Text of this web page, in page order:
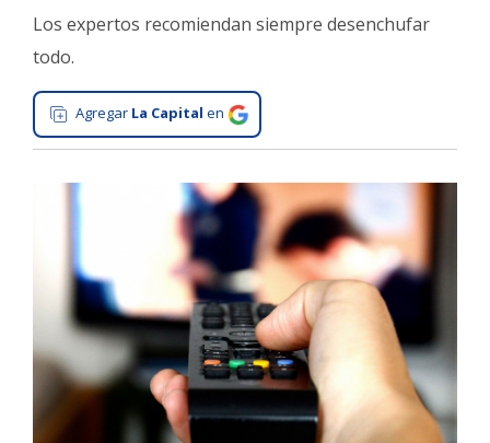
Tecnología
Gastronomía
Salud
Ciudad
Deportes
Arte
y
Espectáculos
Policiales
Los expertos recomiendan siempre desenchufar
todo.
Agregar La Capital en